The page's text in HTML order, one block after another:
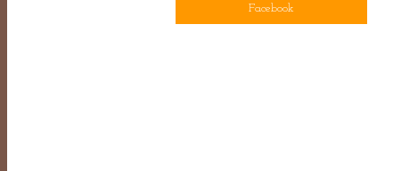
Facebook